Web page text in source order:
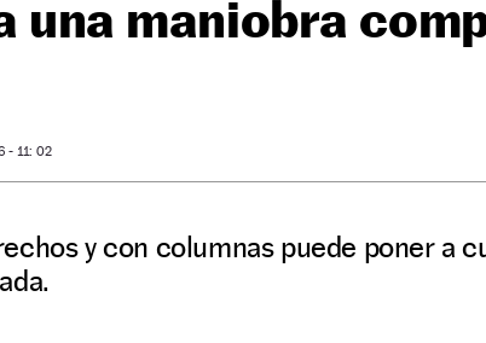
una maniobra
- 11: 02
y con columnas puede poner a